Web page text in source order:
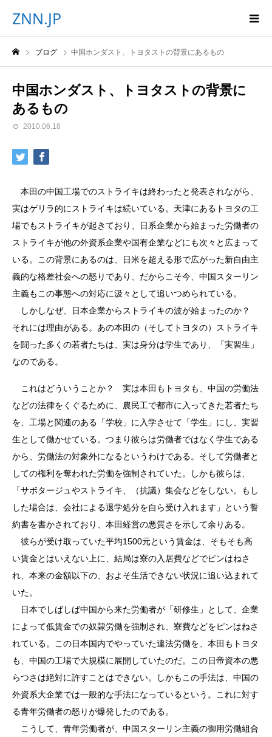
ZNN.JP
ブログ 中国ホンダスト、トヨタストの背景にあるもの
中国ホンダスト、トヨタストの背景に
あるもの
2010.06.18
本田の中国工場でのストライキは終わったと発表されながら、
実はゲリラ的にストライキは続いている。天津にあるトヨタの工
場でもストライキが起きており、日系企業から始まった労働者の
ストライキが他の外資系企業や国有企業などにも次々と広まって
いる。この背景にあるのは、日米を超える形で広がった新自由主
義的な格差社会への怒りであり、だからこそ今、中国スターリン
主義もこの事態への対応に汲々として追いつめられている。
しかしなぜ、日本企業からストライキの波が始まったのか？
それには理由がある。あの本田の（そしてトヨタの）ストライキ
を闘った多くの若者たちは、実は身分は学生であり、「実習生」
なのである。
これはどういうことか？ 実は本田もトヨタも、中国の労働法
などの法律をくぐるために、農民工で都市に入ってきた若者たち
を、工場と関連のある「学校」に入学させて「学生」にし、実習
生として働かせている。つまり彼らは労働者ではなく学生である
から、労働法の対象外になるというわけである。そして労働者と
しての権利を奪われた労働を強制されていた。しかも彼らは、
「サボタージュやストライキ、（抗議）集会などをしない。もし
した場合は、会社による退学処分を自ら受け入れます」という誓
約書を書かされており、本田経営の悪質さを示して余りある。
彼らが受け取っていた平均1500元という賃金は、そもそも高
い賃金とはいえない上に、結局は寮の入居費などでピンはねさ
れ、本来の金額以下の、およそ生活できない状況に追い込まれて
いた。
日本でしばしば中国から来た労働者が「研修生」として、企業
によって低賃金での奴隷労働を強制され、寮費などをピンはねさ
れている。この日本国内でやっていた違法労働を、本田もトヨタ
も、中国の工場で大規模に展開していたのだ。この日帝資本の悪
らつさは絶対に許すことはできない。しかもこの手法は、中国の
外資系大企業では一般的な手法になっているという。これに対す
る青年労働者の怒りが爆発したのである。
こうして、青年労働者が、中国スターリン主義の御用労働組合